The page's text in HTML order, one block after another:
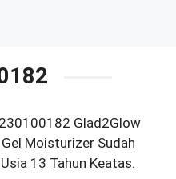
Glad2Glow
Moisturizer Sudah
13 Tahun Keatas.